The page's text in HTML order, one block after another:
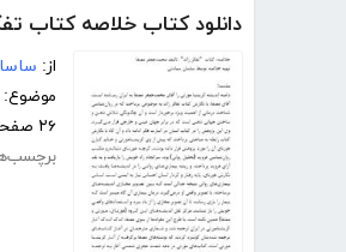
دانلود کتاب خلاصه کتاب
از:
موضوع:
۲۶ صفحه